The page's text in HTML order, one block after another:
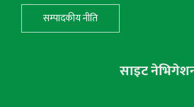
सम्पादकीय नीति
साइट